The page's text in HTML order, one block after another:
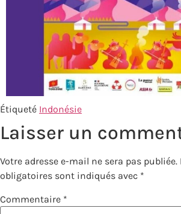
Étiqueté Indonésie
Laisser un
Votre adresse e-mail ne sera pas publiée.
obligatoires sont indiqués avec *
Commentaire *